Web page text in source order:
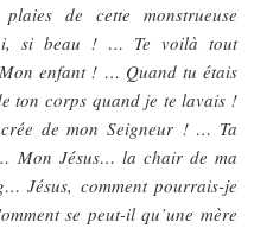
de cette monstrueuse
si beau ! … Te voilà tout
enfant ! … Quand tu étais
ton corps quand je te lavais !
de mon Seigneur ! … Ta
Mon Jésus… la chair de ma
Jésus, comment pourrais-je
se peut-il qu’une mère